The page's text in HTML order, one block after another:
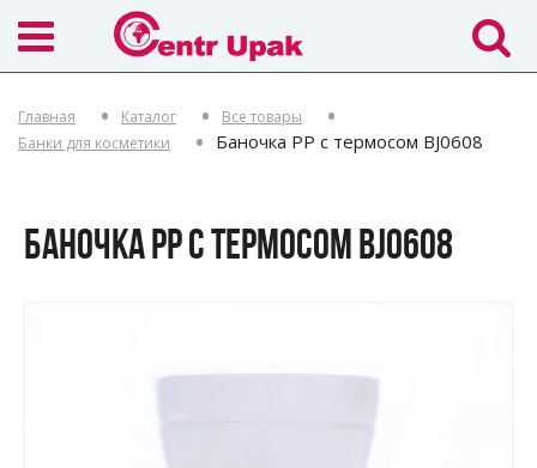
Главная Каталог
Все товары
Банки для косметики
Баночка PP c термосом BJ0608
БАНОЧКА PP C ТЕРМОСОМ BJ0608